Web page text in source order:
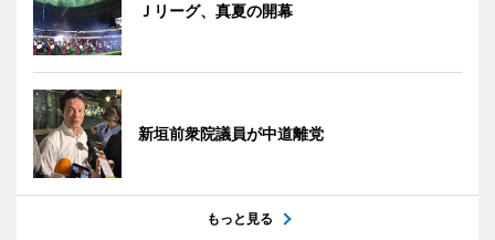
Ｊリーグ、真夏の開幕
新垣前衆院議員が中道離党
もっと見る